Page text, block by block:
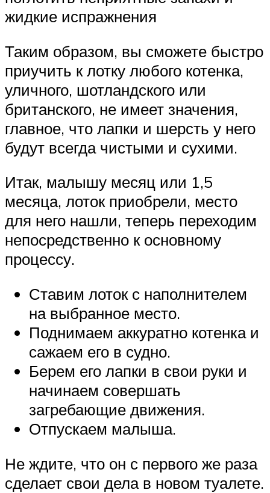
жидкие испражнения
Таким образом, вы сможете быстро
приучить к лотку любого котенка,
уличного, шотландского или
британского, не имеет значения,
главное, что лапки и шерсть у него
будут всегда чистыми и сухими.
Итак, малышу месяц или 1,5
месяца, лоток приобрели, место
для него нашли, теперь переходим
непосредственно к основному
процессу.
Ставим лоток с наполнителем
на выбранное место.
Поднимаем аккуратно котенка и
сажаем его в судно.
Берем его лапки в свои руки и
начинаем совершать
загребающие движения.
Отпускаем малыша.
Не ждите, что он с первого же раза
сделает свои дела в новом туалете.